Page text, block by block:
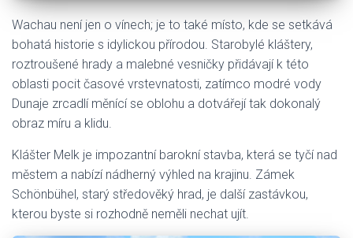
Wachau není jen o vínech; je to také místo, kde se setkává
bohatá historie s idylickou přírodou. Starobylé kláštery,
roztroušené hrady a malebné vesničky přidávají k této
oblasti pocit časové vrstevnatosti, zatímco modré vody
Dunaje zrcadlí měnící se oblohu a dotvářejí tak dokonalý
obraz míru a klidu.
Klášter Melk je impozantní barokní stavba, která se tyčí nad
městem a nabízí nádherný výhled na krajinu. Zámek
Schönbühel, starý středověký hrad, je další zastávkou,
kterou byste si rozhodně neměli nechat ujít.